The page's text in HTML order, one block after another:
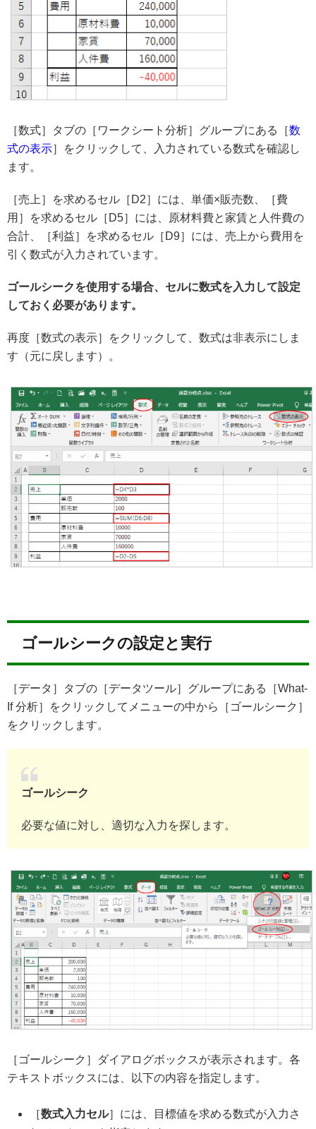
［数式］タブの［ワークシート分析］グループにある［数
式の表示］をクリックして、入力されている数式を確認し
ます。
［売上］を求めるセル［D2］には、単価×販売数、［費
用］を求めるセル［D5］には、原材料費と家賃と人件費の
合計、［利益］を求めるセル［D9］には、売上から費用を
引く数式が入力されています。
ゴールシークを使用する場合、セルに数式を入力して設定
しておく必要があります。
再度［数式の表示］をクリックして、数式は非表示にしま
す（元に戻します）。
ゴールシークの設定と実行
［データ］タブの［データツール］グループにある［What-
If 分析］をクリックしてメニューの中から［ゴールシーク］
をクリックします。
ゴールシーク
必要な値に対し、適切な入力を探します。
［ゴールシーク］ダイアログボックスが表示されます。各
テキストボックスには、以下の内容を指定します。
［数式入力セル］には、目標値を求める数式が入力さ